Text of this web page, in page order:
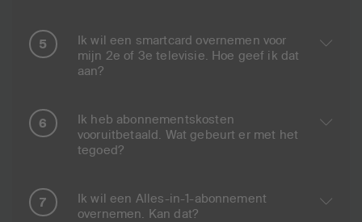
Ik wil een smartcard overnemen voor
mijn 2e of 3e televisie. Hoe geef ik dat
aan?
Ik heb abonnementskosten
vooruitbetaald. Wat gebeurt er met het
tegoed?
Ik wil een Alles-in-1-abonnement
overnemen. Kan dat?